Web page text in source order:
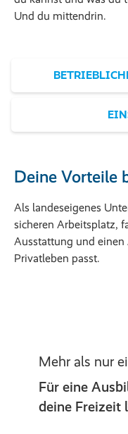
Und du mittendrin.
Deine Vorteile
Als landeseigenes
sicheren Arbeitsplatz,
Ausstattung und einen
Privatleben passt.
Mehr als nur
Für eine
deine Freizeit